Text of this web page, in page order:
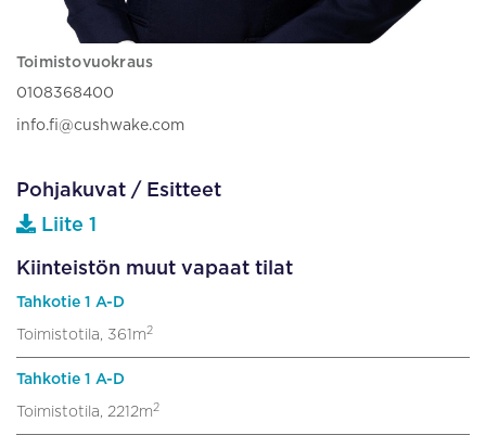
Toimistovuokraus
0108368400
info.fi@cushwake.com
Pohjakuvat / Esitteet
Liite 1
Kiinteistön muut vapaat tilat
Tahkotie 1 A-D
Toimistotila, 361m2
Tahkotie 1 A-D
Toimistotila, 2212m2